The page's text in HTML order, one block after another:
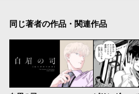
同じ著者の作品・関連作品